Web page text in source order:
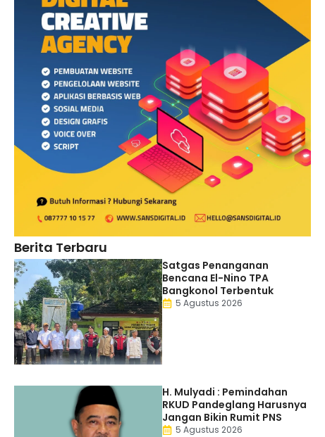
Berita Terbaru
Satgas Penanganan
Bencana El-Nino TPA
Bangkonol Terbentuk
5 Agustus 2026
H. Mulyadi : Pemindahan
RKUD Pandeglang Harusnya
Jangan Bikin Rumit PNS
5 Agustus 2026